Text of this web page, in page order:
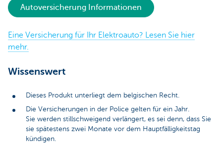
Autoversicherung Informationen
Eine Versicherung für Ihr Elektroauto? Lesen Sie hier
mehr.
Wissenswert
Dieses Produkt unterliegt dem belgischen Recht.
Die Versicherungen in der Police gelten für ein Jahr.
Sie werden stillschweigend verlängert, es sei denn, dass Sie
sie spätestens zwei Monate vor dem Hauptfälligkeitstag
kündigen.